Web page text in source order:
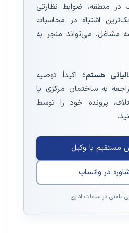
در منطقه، ضوابط نظارتی
اشتباه در محاسبات
مشاغل، می‌تواند منجر به
هستم؛ اکیداً توصیه
به ساختمان مرکزی یا
پرونده خود را توسط
مستقیم با وکیل
در واتساپ
تلفنی در ساعات اداری